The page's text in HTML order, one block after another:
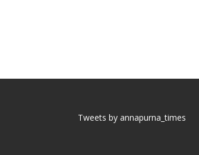
Tweets by annapurna_times